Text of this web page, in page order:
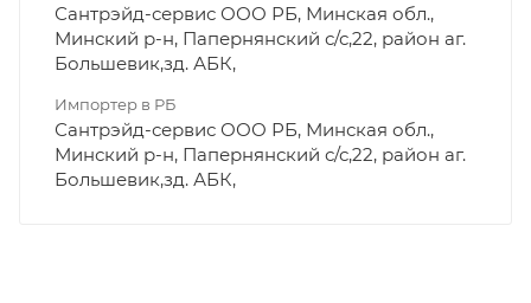
Сантрэйд-сервис ООО РБ, Минская обл.,
Минский р-н, Папернянский с/с,22, район аг.
Большевик,зд. АБК,
Импортер в РБ
Сантрэйд-сервис ООО РБ, Минская обл.,
Минский р-н, Папернянский с/с,22, район аг.
Большевик,зд. АБК,